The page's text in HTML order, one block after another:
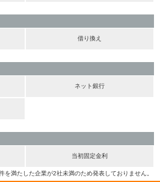
借り換え
ネット銀行
当初固定金利
満たした企業が2社未満のため発表しておりません。